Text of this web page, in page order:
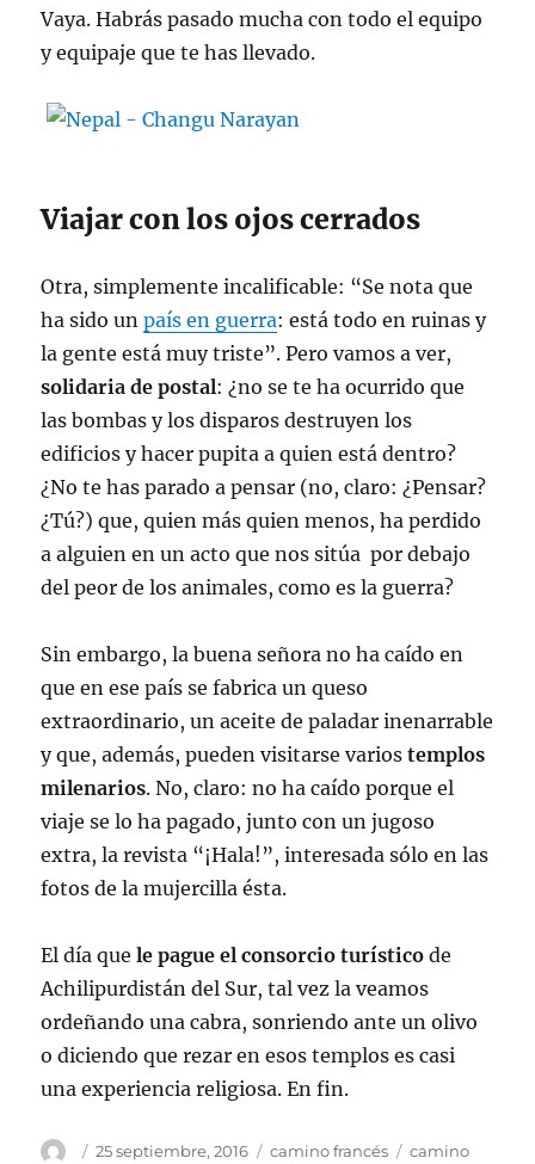
Vaya. Habrás pasado mucha con todo el equipo
y equipaje que te has llevado.
Viajar con los ojos cerrados
Otra, simplemente incalificable: “Se nota que
ha sido unpaís en guerra: está todo en ruinas y
la gente está muy triste”. Pero vamos a ver,
solidaria de postal: ¿no se te ha ocurrido que
las bombas y los disparos destruyen los
edificios y hacer pupita a quien está dentro?
¿No te has parado a pensar (no, claro: ¿Pensar?
¿Tú?) que, quien más quien menos, ha perdido
a alguien en un acto que nos sitúa por debajo
del peor de los animales, como es la guerra?
Sin embargo, la buena señora no ha caído en
que en ese país se fabrica un queso
extraordinario, un aceite de paladar inenarrable
y que, además, pueden visitarse variostemplos
milenarios. No, claro: no ha caído porque el
viaje se lo ha pagado, junto con un jugoso
extra, la revista “¡Hala!”, interesada sólo en las
fotos de la mujercilla ésta.
El día quele pague el consorcio turístico de
Achilipurdistán del Sur, tal vez la veamos
ordeñando una cabra, sonriendo ante un olivo
o diciendo que rezar en esos templos es casi
una experiencia religiosa. En fin.
Autor
Publicado
25 septiembre, 2016 Categorías
camino francés Etiquetas
camino